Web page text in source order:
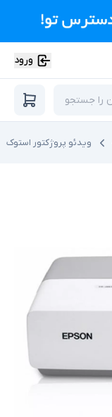
ورود
ویدئو پروژکتور استوک